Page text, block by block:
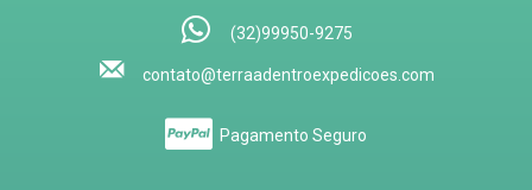
(32)99950-9275
contato@terraadentroexpedicoes.com
Pagamento Seguro